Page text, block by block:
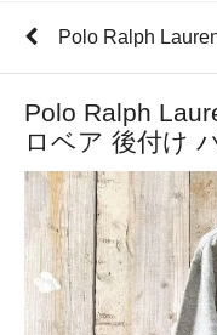
Polo Ralph
Polo Ralph
ロベア 後付け